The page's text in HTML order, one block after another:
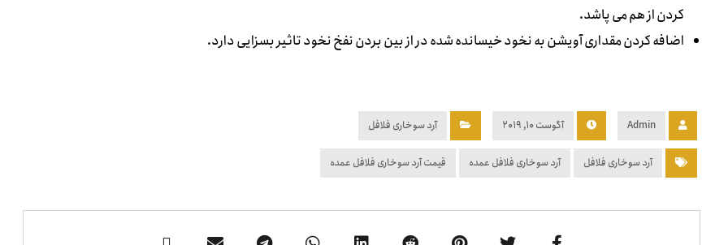
کردن از هم می پاشد.
اضافه کردن مقداری آویشن به نخود خیسانده شده در از بین بردن نفخ نخود تاثیر بسزایی دارد.
Admin آگوست ۱۰, ۲۰۱۹ آرد سوخاری فلافل
آرد سوخاری فلافل آرد سوخاری فلافل عمده قیمت آرد سوخاری فلافل عمده